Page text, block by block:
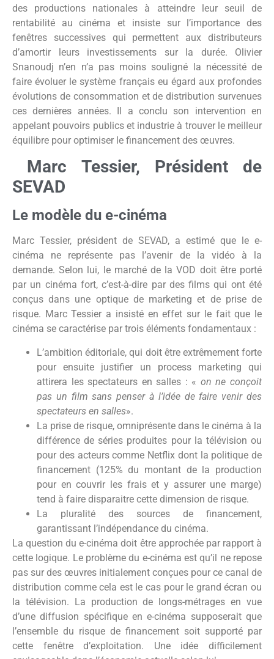
des productions nationales à atteindre leur seuil de
rentabilité au cinéma et insiste sur l’importance des
fenêtres successives qui permettent aux distributeurs
d’amortir leurs investissements sur la durée. Olivier
Snanoudj n’en n’a pas moins souligné la nécessité de
faire évoluer le système français eu égard aux profondes
évolutions de consommation et de distribution survenues
ces dernières années. Il a conclu son intervention en
appelant pouvoirs publics et industrie à trouver le meilleur
équilibre pour optimiser le financement des œuvres.
Marc Tessier, Président de
SEVAD
Le modèle du e-cinéma
Marc Tessier, président de SEVAD, a estimé que le e-
cinéma ne représente pas l’avenir de la vidéo à la
demande. Selon lui, le marché de la VOD doit être porté
par un cinéma fort, c’est-à-dire par des films qui ont été
conçus dans une optique de marketing et de prise de
risque. Marc Tessier a insisté en effet sur le fait que le
cinéma se caractérise par trois éléments fondamentaux :
L’ambition éditoriale, qui doit être extrêmement forte
pour ensuite justifier un process marketing qui
attirera les spectateurs en salles : « on ne conçoit
pas un film sans penser à l’idée de faire venir des
spectateurs en salles».
La prise de risque, omniprésente dans le cinéma à la
différence de séries produites pour la télévision ou
pour des acteurs comme Netflix dont la politique de
financement (125% du montant de la production
pour en couvrir les frais et y assurer une marge)
tend à faire disparaitre cette dimension de risque.
La pluralité des sources de financement,
garantissant l’indépendance du cinéma.
La question du e-cinéma doit être approchée par rapport à
cette logique. Le problème du e-cinéma est qu’il ne repose
pas sur des œuvres initialement conçues pour ce canal de
distribution comme cela est le cas pour le grand écran ou
la télévision. La production de longs-métrages en vue
d’une diffusion spécifique en e-cinéma supposerait que
l’ensemble du risque de financement soit supporté par
cette fenêtre d’exploitation. Une idée difficilement